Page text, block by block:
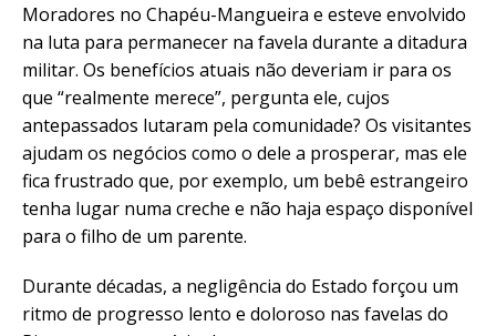
Moradores no Chapéu-Mangueira e esteve envolvido
na luta para permanecer na favela durante a ditadura
militar. Os benefícios atuais não deveriam ir para os
que “realmente merece”, pergunta ele, cujos
antepassados lutaram pela comunidade? Os visitantes
ajudam os negócios como o dele a prosperar, mas ele
fica frustrado que, por exemplo, um bebê estrangeiro
tenha lugar numa creche e não haja espaço disponível
para o filho de um parente.
Durante décadas, a negligência do Estado forçou um
ritmo de progresso lento e doloroso nas favelas do